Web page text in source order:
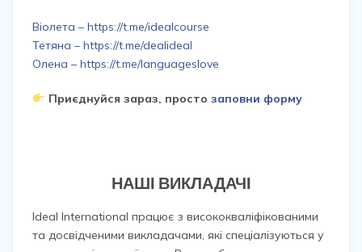
Віолета – https://t.me/idealcourse
Тетяна – https://t.me/dealideal
Олена – https://t.me/languageslove
Приєднуйся зараз, просто заповни форму
НАШІ ВИКЛАДАЧІ
Ideal International працює з висококваліфікованими
та досвідченими викладачами, які спеціалізуються у